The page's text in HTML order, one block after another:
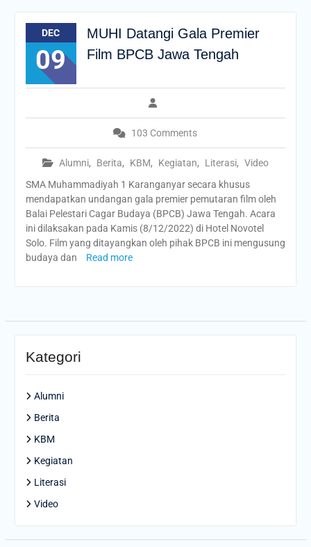
DEC
09
MUHI Datangi Gala Premier
Film BPCB Jawa Tengah
103 Comments
Alumni, Berita, KBM, Kegiatan, Literasi, Video
SMA Muhammadiyah 1 Karanganyar secara khusus
mendapatkan undangan gala premier pemutaran film oleh
Balai Pelestari Cagar Budaya (BPCB) Jawa Tengah. Acara
ini dilaksakan pada Kamis (8/12/2022) di Hotel Novotel
Solo. Film yang ditayangkan oleh pihak BPCB ini mengusung
budaya dan
Read more
Kategori
Alumni
Berita
KBM
Kegiatan
Literasi
Video